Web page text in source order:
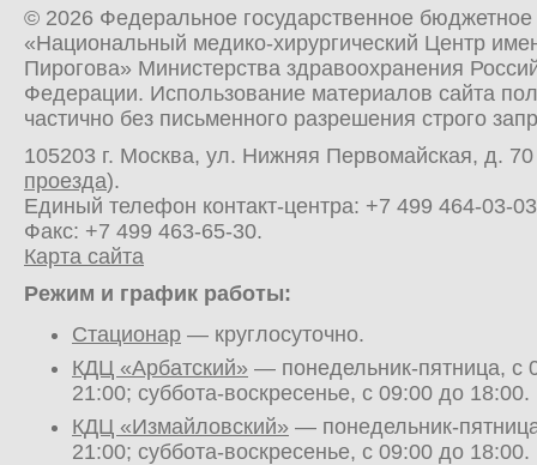
© 2026 Федеральное государственное
«Национальный медико-хирургический Центр
Пирогова» Министерства здравоохранения
Федерации. Использование материалов сайта
частично без письменного разрешения строго
105203 г. Москва, ул. Нижняя Первомайская, д.
проезда).
Единый телефон контакт-центра: +7 499 464-03-03
Факс: +7 499 463-65-30.
Карта сайта
Режим и график работы:
Стационар — круглосуточно.
КДЦ «Арбатский» — понедельник-пятница, с
21:00; суббота-воскресенье, с 09:00 до 18:00.
КДЦ «Измайловский» — понедельник-
21:00; суббота-воскресенье, с 09:00 до 18:00.